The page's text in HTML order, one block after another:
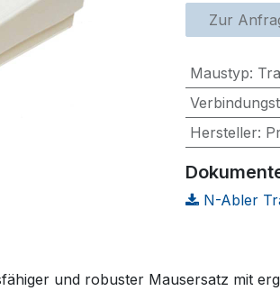
Zur
Maustyp:
Hersteller:
N-Abler
und robuster Mausersatz mit